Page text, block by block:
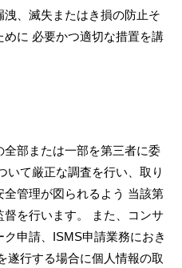
、滅失またはき損の防止そ
に 必要かつ適切な措置を講
部または一部を第三者に委
いて厳正な調査を行い、取り
管理が図られるよう 当該第
を行います。 また、コンサ
申請、ISMS申請業務におき
遂行する場合に個人情報の取